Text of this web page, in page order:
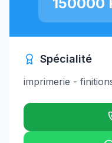
Spécialité
imprimerie -